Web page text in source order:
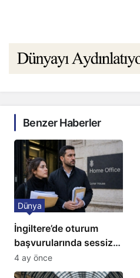
Benzer Haberler
İngiltere’de oturum
başvurularında sessiz
kriz: Büyükelçilikten
açıklama!
Dünya
4 ay önce